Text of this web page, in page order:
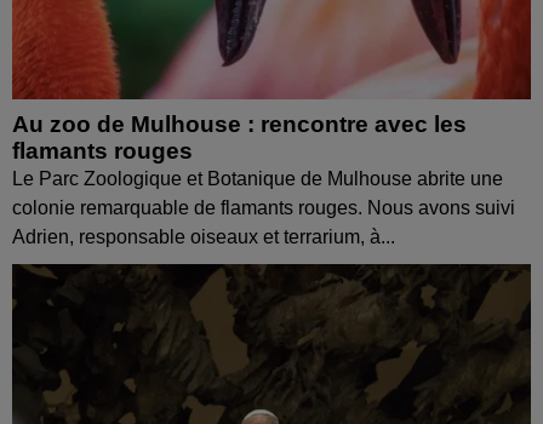
Au zoo de Mulhouse : rencontre avec les
flamants rouges
Le Parc Zoologique et Botanique de Mulhouse abrite une
colonie remarquable de flamants rouges. Nous avons suivi
Adrien, responsable oiseaux et terrarium, à...